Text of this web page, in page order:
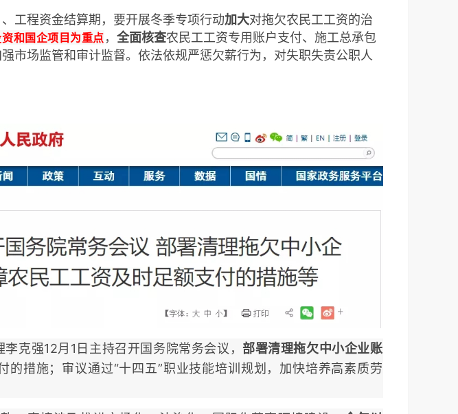
工程资金结算期，要开展冬季专项行动加大对拖欠农民工工资的治
和国企项目为重点 ， 全面核查农民工工资专用账户支付、施工总承包
市场监管和审计监督。依法依规严惩欠薪行为，对失职失责公职人
克强12月1日主持召开国务院常务会议， 部署清理拖欠中小企业账
的措施；审议通过“十四五”职业技能培训规划，加快培养高素质劳